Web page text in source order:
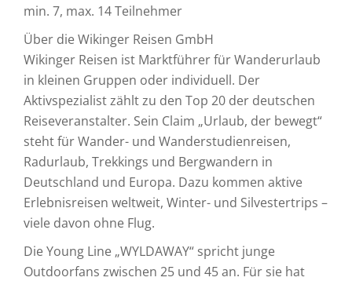
min. 7, max. 14 Teilnehmer
Über die Wikinger Reisen GmbH
Wikinger Reisen ist Marktführer für Wanderurlaub
in kleinen Gruppen oder individuell. Der
Aktivspezialist zählt zu den Top 20 der deutschen
Reiseveranstalter. Sein Claim „Urlaub, der bewegt“
steht für Wander- und Wanderstudienreisen,
Radurlaub, Trekkings und Bergwandern in
Deutschland und Europa. Dazu kommen aktive
Erlebnisreisen weltweit, Winter- und Silvestertrips –
viele davon ohne Flug.
Die Young Line „WYLDAWAY“ spricht junge
Outdoorfans zwischen 25 und 45 an. Für sie hat